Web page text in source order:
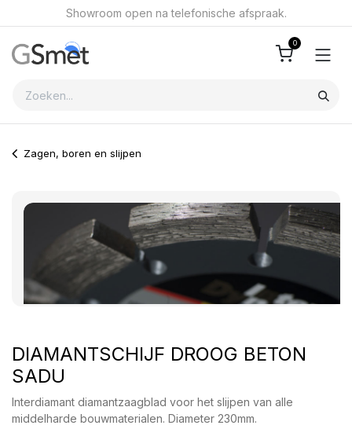
Overslaan naar inhoudShowroom open na telefonische afspraak.
0
Zagen, boren en slijpen
DIAMANTSCHIJF DROOG BETON
SADU
Interdiamant diamantzaagblad voor het slijpen van alle
middelharde bouwmaterialen. Diameter 230mm.